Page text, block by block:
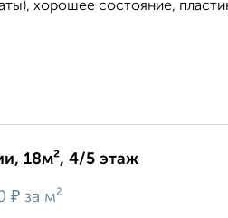
хорошее состояние,
18м², 4/5 этаж
₽ за м²